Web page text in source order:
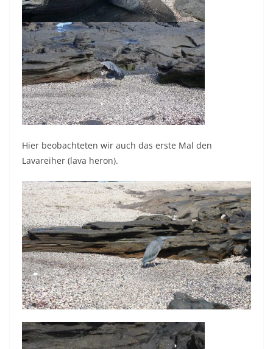
Hier beobachteten wir auch das erste Mal den
Lavareiher (lava heron).